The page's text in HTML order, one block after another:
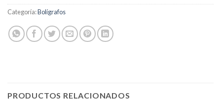
Categoría:Bolígrafos
PRODUCTOS RELACIONADOS